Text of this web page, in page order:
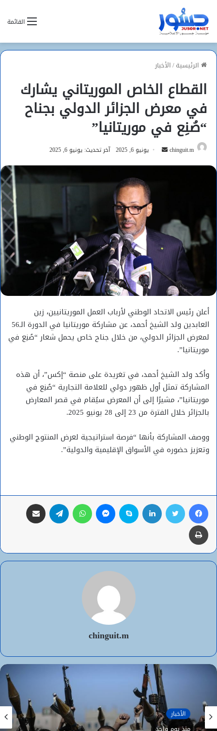
القائمة
الرئيسية/الأخبار
القطاع الخاص الموريتاني يشارك
في معرض الجزائر الدولي بجناح
“صُنِع في موريتانيا”
chinguit.m
أرسل يونيو 6, 2025 آخر تحديث: يونيو 6, 2025
أعلن رئيس الاتحاد الوطني لأرباب العمل الموريتانيين، زين
العابدين ولد الشيخ أحمد، عن مشاركة موريتانيا في الدورة الـ56
لمعرض الجزائر الدولي، من خلال جناح خاص يحمل شعار “صُنِع في
موريتانيا”.
وأكد ولد الشيخ أحمد، في تغريدة على منصة “إكس”، أن هذه
المشاركة تمثل أول ظهور دولي للعلامة التجارية “صُنِع في
موريتانيا”، مشيرًا إلى أن المعرض سيُقام في قصر المعارض
بالجزائر خلال الفترة من 23 إلى 28 يونيو 2025.
ووصف المشاركة بأنها “فرصة استراتيجية لعرض المنتوج الوطني
وتعزيز حضوره في الأسواق الإقليمية والدولية”.
فيسبوك تويتر لينكدإن سكايب ماسنجر واتساب تيلقرام
طباعة
chinguit.m
الأخبار